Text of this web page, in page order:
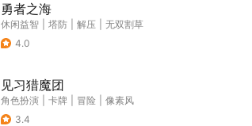
勇者之海
休闲益智 塔防 解压
无双割草
4.0
见习猎魔团
角色扮演 卡牌 冒险
像素风
3.4